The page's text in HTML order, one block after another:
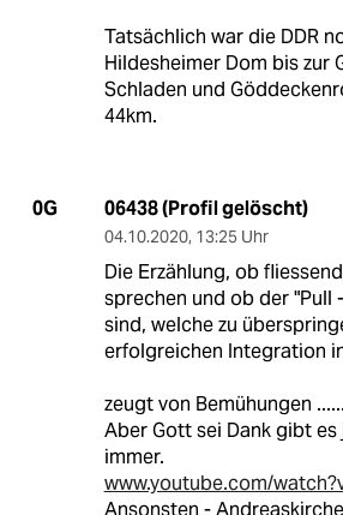
Tatsächlich war die DDR
Hildesheimer Dom bis zur
Schladen und
44km.
0G 06438 (Profil gelöscht)
04.10.2020, 13:25 Uhr
Die Erzählung, ob
sprechen und ob der "Pull
sind, welche zu
erfolgreichen Integration
zeugt von Bemühungen
Aber Gott sei Dank gibt
immer.
www.youtube.com/
Ansonsten -